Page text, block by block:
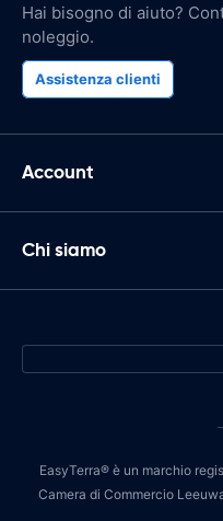
Hai bisogno di aiuto?
noleggio.
Assistenza clienti
Account
Chi siamo
EasyTerra® è un marchio
Camera di Commercio